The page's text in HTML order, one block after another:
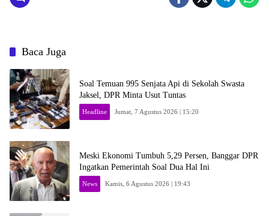
Baca Juga
Soal Temuan 995 Senjata Api di Sekolah Swasta
Jaksel, DPR Minta Usut Tuntas
Headline Jumat, 7 Agustus 2026 | 15:20
Meski Ekonomi Tumbuh 5,29 Persen, Banggar DPR
Ingatkan Pemerintah Soal Dua Hal Ini
News Kamis, 6 Agustus 2026 | 19:43